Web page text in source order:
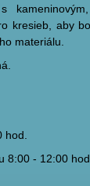
kresieb, aby
materiálu.
hod.
8:00 - 12:00 hod.